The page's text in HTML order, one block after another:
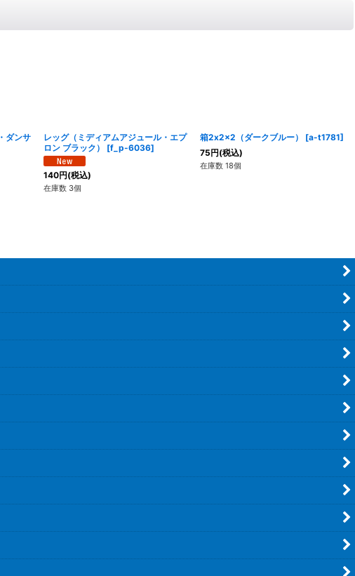
ダンサ
レッグ（ミディアムアジュール・エプ
ロン ブラック）
[f_p-6036]
140円(税込)
在庫数 3個
箱2x2x2（ダークブルー） [a-t1781]
75円(税込)
在庫数 18個